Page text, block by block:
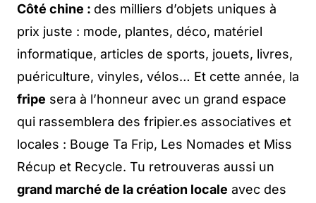
Côté chine : des milliers d’objets uniques à
prix juste : mode, plantes, déco, matériel
informatique, articles de sports, jouets, livres,
puériculture, vinyles, vélos… Et cette année, la
fripe sera à l’honneur avec un grand espace
qui rassemblera des fripier.es associatives et
locales : Bouge Ta Frip, Les Nomades et Miss
Récup et Recycle. Tu retrouveras aussi un
grand marché de la création locale avec des